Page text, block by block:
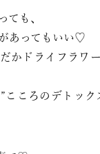
ても、
あってもいい♡
かドライフラワ
こころのデトック